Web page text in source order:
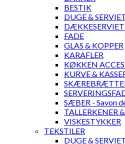
BESTIK
DUGE &
FADE
GLAS & KOPPER
KARAFLER
KØKKEN
KURVE &
SÆBER - Savon
TALLERKENER
VISKESTYKKER
TEKSTILER
DUGE &